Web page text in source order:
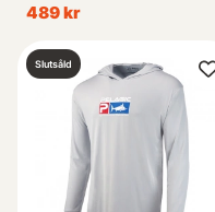
489 kr
Slutsåld